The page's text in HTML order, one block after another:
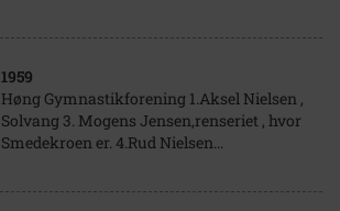
1959
Høng Gymnastikforening 1.Aksel Nielsen ,
Solvang 3. Mogens Jensen,renseriet , hvor
Smedekroen er. 4.Rud Nielsen...